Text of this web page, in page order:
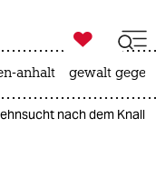

taz zahl ich
anhalt gewalt
nach dem Knall